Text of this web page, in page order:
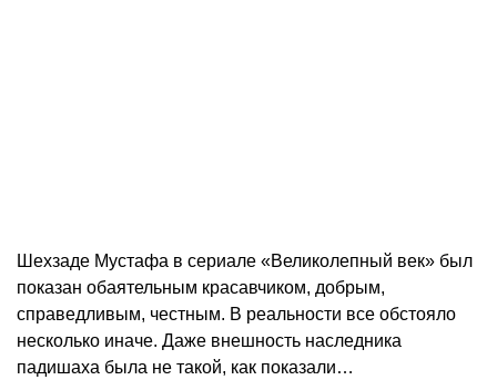
Шехзаде Мустафа в сериале «Великолепный век» был
показан обаятельным красавчиком, добрым,
справедливым, честным. В реальности все обстояло
несколько иначе. Даже внешность наследника
падишаха была не такой, как показали…